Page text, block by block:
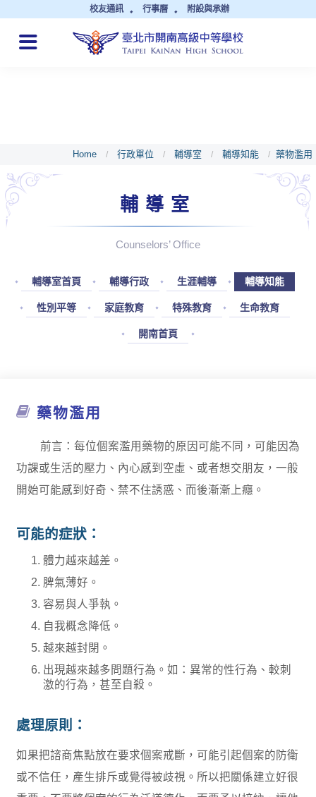
校友通訊 行事曆 附設與承辦
QUICK LINKS
Home / 行政單位 / 輔導室 / 輔導知能 / 藥物濫用
輔導室
Counselors’ Office
輔導室首頁 輔導行政 生涯輔導 輔導知能
性別平等 家庭教育 特殊教育 生命教育
開南首頁
藥物濫用
前言：每位個案濫用藥物的原因可能不同，可能因為
功課或生活的壓力、內心感到空虛、或者想交朋友，一般
開始可能感到好奇、禁不住誘惑、而後漸漸上癮。
可能的症狀：
體力越來越差。
脾氣薄好。
容易與人爭執。
自我概念降低。
越來越封閉。
出現越來越多問題行為。如：異常的性行為、較刺
激的行為，甚至自殺。
處理原則：
如果把諮商焦點放在要求個案戒斷，可能引起個案的防衛
或不信任，產生排斥或覺得被歧視。所以把關係建立好很